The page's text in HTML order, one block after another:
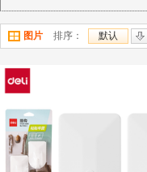
图片 排序： 默认